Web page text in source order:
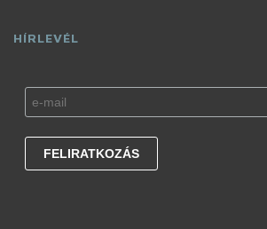
HÍRLEVÉL